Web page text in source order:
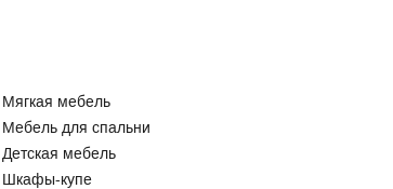
Мягкая мебель
Мебель для спальни
Детская мебель
Шкафы-купе